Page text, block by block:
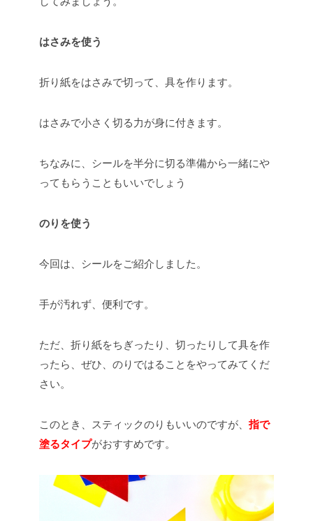
はさみを使う
折り紙をはさみで切って、具を作ります。
はさみで小さく切る力が身に付きます。
ちなみに、シールを半分に切る準備から一緒にや
ってもらうこともいいでしょう
のりを使う
今回は、シールをご紹介しました。
手が汚れず、便利です。
ただ、折り紙をちぎったり、切ったりして具を作
ったら、ぜひ、のりではることをやってみてくだ
さい。
このとき、スティックのりもいいのですが、 指で
塗るタイプがおすすめです。